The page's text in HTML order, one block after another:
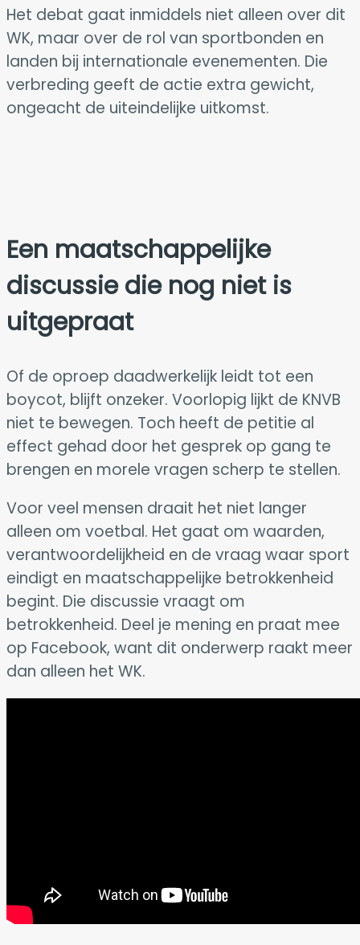
Het debat gaat inmiddels niet alleen over dit
WK, maar over de rol van sportbonden en
landen bij internationale evenementen. Die
verbreding geeft de actie extra gewicht,
ongeacht de uiteindelijke uitkomst.
Een maatschappelijke
discussie die nog niet is
uitgepraat
Of de oproep daadwerkelijk leidt tot een
boycot, blijft onzeker. Voorlopig lijkt de KNVB
niet te bewegen. Toch heeft de petitie al
effect gehad door het gesprek op gang te
brengen en morele vragen scherp te stellen.
Voor veel mensen draait het niet langer
alleen om voetbal. Het gaat om waarden,
verantwoordelijkheid en de vraag waar sport
eindigt en maatschappelijke betrokkenheid
begint. Die discussie vraagt om
betrokkenheid. Deel je mening en praat mee
op Facebook, want dit onderwerp raakt meer
dan alleen het WK.